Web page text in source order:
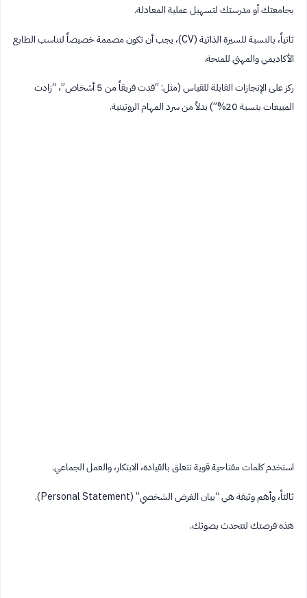
بجامعتك أو مدرستك لتسهيل عملية المعادلة.
ثانياً، بالنسبة للسيرة الذاتية (CV)، يجب أن تكون مصممة خصيصاً لتناسب الطابع
الأكاديمي والمهني للمنحة.
ركز على الإنجازات القابلة للقياس (مثل: “قدت فريقاً من 5 أشخاص”، “زادت
المبيعات بنسبة 20%”) بدلاً من سرد المهام الروتينية.
استخدم كلمات مفتاحية قوية تتعلق بالقيادة، الابتكار، والعمل الجماعي.
ثالثاً، وأهم وثيقة هي “بيان الغرض الشخصي” (Personal Statement).
هذه فرصتك لتتحدث بصوتك.